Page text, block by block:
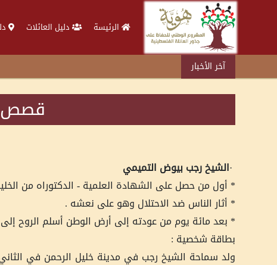
الرئيسة دليل العائلات
آخر الأخبار
قصص
·الشيخ رجب بيوض التميمي
* أول من حصل على الشهادة العلمية - الدكتوراه من
* أثار الناس ضد الاحتلال وهو على نعشه .
* بعد مائة يوم من عودته إلى أرض الوطن أسلم الروح إلى
بطاقة شخصية :